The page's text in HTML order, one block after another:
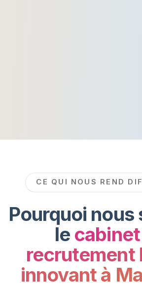
CE QUI NOUS REND
Pourquoi nous
le
recrutement
innovant à